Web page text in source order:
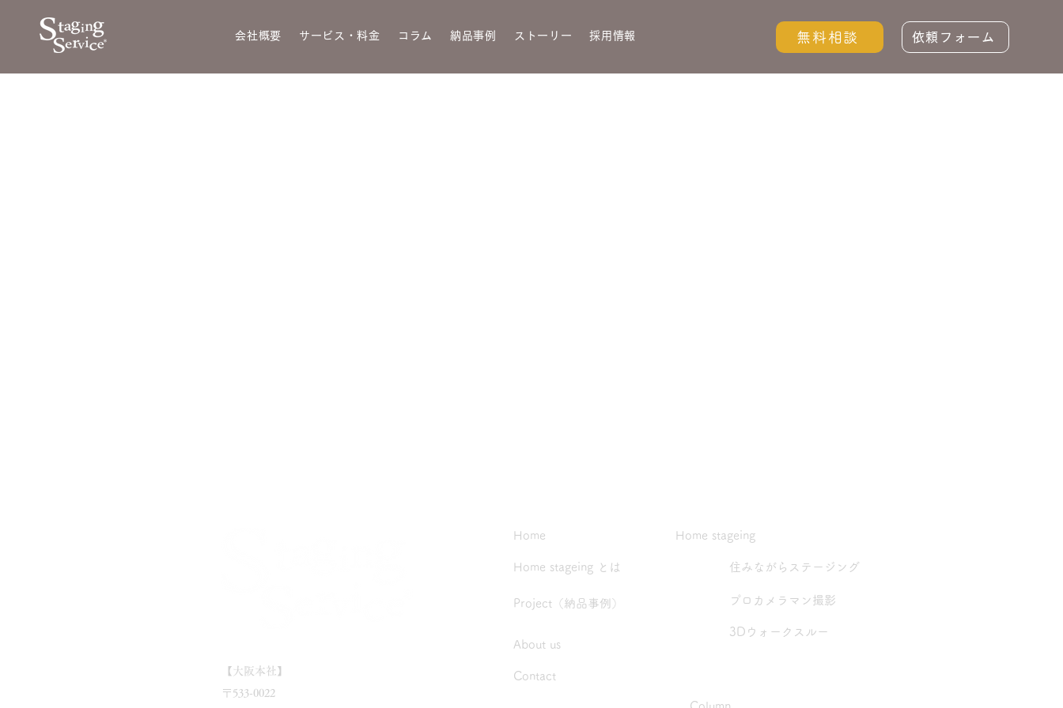
会社概要 サービス・料金 コラム 納品事例 ストーリー 採用情報 無料相談 依頼フォーム
Home
Home stageing とは
Project（納品事例）
About us
Contact
Home stageing
住みながらステージング
プロカメラマン撮影
3Dウォークスルー
【大阪本社】
〒533-0022